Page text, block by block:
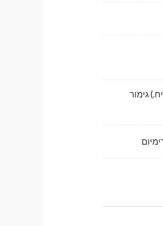
לדלתות קדמיות דגם עם פתח למראה (2 יח.) גימור